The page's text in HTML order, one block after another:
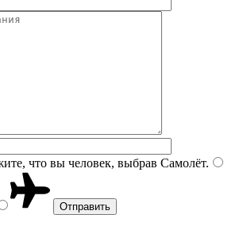
что вы человек, выбрав Самолёт.